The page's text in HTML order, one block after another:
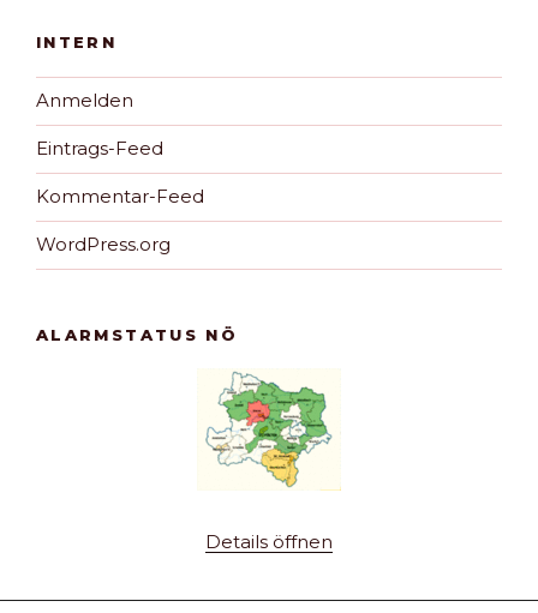
INTERN
Anmelden
Eintrags-Feed
Kommentar-Feed
WordPress.org
ALARMSTATUS NÖ
Details öffnen